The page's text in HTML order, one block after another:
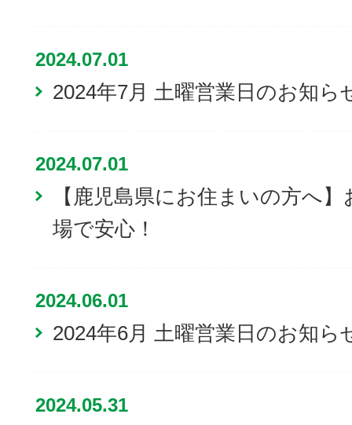
2024.07.01
2024年7月 土曜営業日のお知ら
2024.07.01
【鹿児島県にお住まいの方へ
場で安心！
2024.06.01
2024年6月 土曜営業日のお知ら
2024.05.31